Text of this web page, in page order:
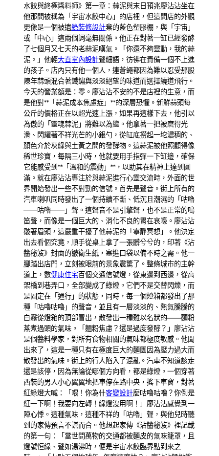
水餃與終極醬料師》第一章：蒜泥與末日預兆廖沾沾坐在
他那間被稱為「宇宙水餃中心」的店裡，但這間店的外觀
更像是一個被遺綠裝修設計棄的藍色塑膠棚，與「宇宙」
或「中心」這兩個詞毫無關係。他正在對著一缸已經發酵
了七個月又七天的老蒜泥嘆氣。「你還不夠靈動，我的蒜
泥。」他輕大直室內設計聲細語，彷彿在責備一個不上進
的孩子。店內只有他一個人，連蒼蠅都因為難以忍受那股
陳年蒜頭混合著鐵鏽與淡淡絕望的味道而選擇繞道飛行。
今天的營業額是：零。廖沾沾不安的不是店裡的生意，而
是他對**「蒜泥成本焦慮症」**的深層恐懼。新鮮蒜頭每
公斤的價格正在以超光速上漲，如果再這樣下去，他引以
為傲的「靈魂蒜泥」將難以為繼。他拿著一把被磨得光
滑、閃耀著不祥光芒的小銀勺，從缸底撈起一坨濃稠的、
顏色介於灰綠與土黃之間的發酵物。這蒜泥被他照顧得像
稀世珍寶，每隔三小時，他就要用手指彈一下缸邊，確保
它能感受到**「溫和的震動」**，以助其在精神上達到圓
滿。就在廖沾沾專注於與蒜泥進行心靈交流時，外面的世
界開始發出一些不對勁的信號。首先是聲音。街上所有的
汽車喇叭同時發出了一個持續不斷、低沉且潮濕的「咕嚕
——咕嚕——」聲。這聲音不是引擎聲，也不是正常的鳴
笛聲，而像是一個巨大的、消化不良的胃在哀嚎。廖沾沾
皺著眉頭，這嚴重干擾了他蒜泥的「寧靜冥想」。他決定
出去看個究竟，順手從桌上拿了一張髒兮兮的，印著《沾
醬秘笈》封面的皺衛生紙，塞進口袋以備不時之需。他一
腳踏出店門，立刻被眼前的景象震驚了。整條城市的主幹
道上，數健康住宅百個交通信號燈，從東邊到西邊，從高
架橋到巷弄口，全部變成了綠燈。它們不是交替閃爍，而
是固定在「通行」的狀態，同時，每一個燈箱都發出了那
種「咕嚕咕嚕」的聲音，並且有一層淡淡的、熱氣騰騰的
白霧從燈箱的頂部冒出，散發出一種難以名狀的——麵粉
蒸煮過頭的氣味。「麵粉焦慮？還是過度發酵？」廖沾沾
是個醬料學家，對所有食物相關的氣味都極度敏感。他聞
出來了，這是一種只有在極度巨大的麵團因為壓力過大而
散發出的氣味。街上的行人陷入了混亂。汽車不知道該走
還是該停，因為無論從哪個方向看，都是綠燈。一個穿著
西裝的男人小心翼翼地把車停在路中央，搖下車窗，對著
紅綠燈大喊：「喂！你為什客變設計麼咕嚕咕嚕？你倒是
紅一下啊！我要向左轉！綠燈沒用啊！」廖沾沾感覺到一
陣心悸。這種氣味，這種不祥的「咕嚕」聲，與他兒時聽
到的家傳預言不謀而合。他想起家傳《沾醬秘笈》裡記載
的第一句：「當世間萬物的交通都被麵皮的氣味籠罩，且
燈號恒綠、聲如湯沸時，便是宇宙水餃臨界點到來之